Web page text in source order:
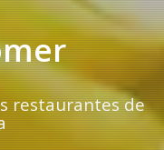
restaurantes de